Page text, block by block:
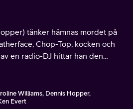
tänker hämnas mordet på
Chop-Top, kocken och
en radio-DJ hittar han den
Williams, Dennis Hopper,
Evert